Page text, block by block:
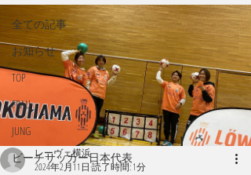
全ての記事
お知らせ
TOP
FRAU
JUNG
ビーチサッカー日本代表
レーヴェ横浜
2024年2月11日 読了時間: 1分